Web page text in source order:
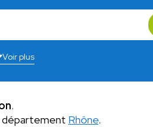
Voir plus
.
département Rhône.